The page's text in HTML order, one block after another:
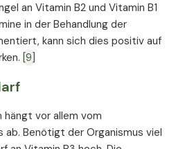
an Vitamin B2 und Vitamin B1
in der Behandlung der
kann sich dies positiv auf
[9]
hängt vor allem vom
ab. Benötigt der Organismus viel